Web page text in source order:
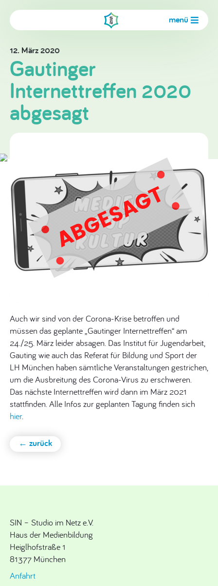
menü
12. März 2020
Gautinger
Internettreffen 2020
abgesagt
Auch wir sind von der Corona-Krise betroffen und
müssen das geplante „Gautinger Internettreffen“ am
24./25. März leider absagen. Das Institut für Jugendarbeit,
Gauting wie auch das Referat für Bildung und Sport der
LH München haben sämtliche Veranstaltungen gestrichen,
um die Ausbreitung des Corona-Virus zu erschweren.
Das nächste Internettreffen wird dann im März 2021
stattfinden. Alle Infos zur geplanten Tagung finden sich
hier.
← zurück
SIN – Studio im Netz e.V.
Haus der Medienbildung
Heiglhofstraße 1
81377 München
Anfahrt